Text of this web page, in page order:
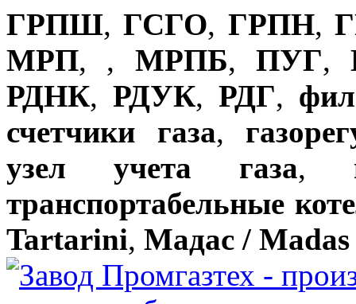
ГРПШ,ГСГО, ГРПН,
МРП, , МРПБ, ПУГ,
РДНК, РДУК, РДГ,
счетчики газа,
узел учета газа,
транспортабельные
Tartarini, Мадас / Madas